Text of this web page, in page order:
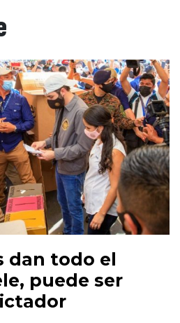
dan todo el
puede ser